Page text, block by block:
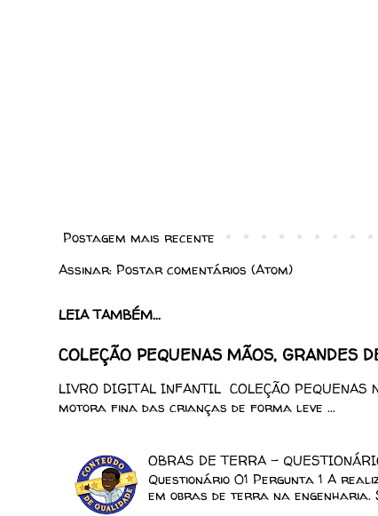
Postagem mais recente
Assinar: Postar comentários (Atom)
LEIA TAMBÉM...
COLEÇÃO PEQUENAS MÃOS, GRANDES
LIVRO DIGITAL INFANTIL COLEÇÃO PEQUENAS
motora fina das crianças de forma leve ...
OBRAS DE TERRA -
Questionário 01 Pergunta 1 A
em obras de terra na engenharia.